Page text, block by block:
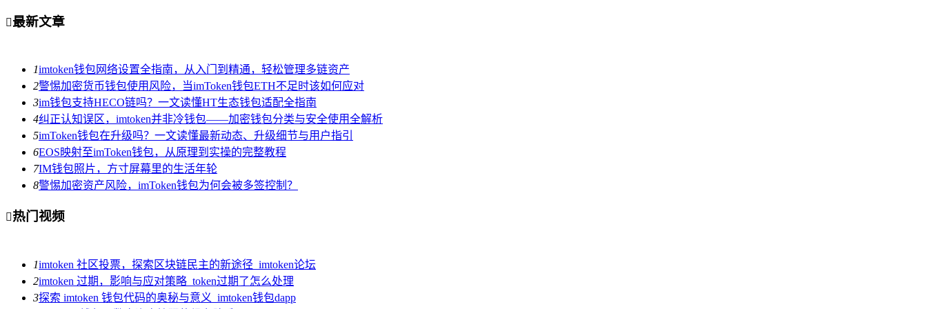
最新文章
1imtoken钱包网络设置全指南，从入门到精通，轻松管理多链资产
2警惕加密货币钱包使用风险，当imToken钱包ETH不足时该如何应对
3im钱包支持HECO链吗？一文读懂HT生态钱包适配全指南
4纠正认知误区，imtoken并非冷钱包——加密钱包分类与安全使用全解析
5imToken钱包在升级吗？一文读懂最新动态、升级细节与用户指引
6EOS映射至imToken钱包，从原理到实操的完整教程
7IM钱包照片，方寸屏幕里的生活年轮
8警惕加密资产风险，imToken钱包为何会被多签控制？
热门视频
1imtoken 社区投票，探索区块链民主的新途径_imtoken论坛
2imtoken 过期，影响与应对策略_token过期了怎么处理
3探索 imtoken 钱包代码的奥秘与意义_imtoken钱包dapp